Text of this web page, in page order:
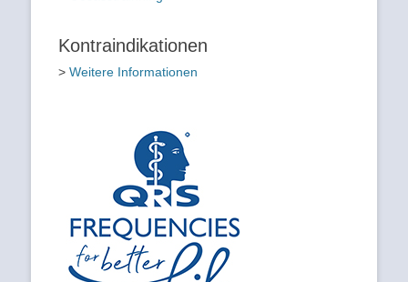
Kontraindikationen
> Weitere Informationen